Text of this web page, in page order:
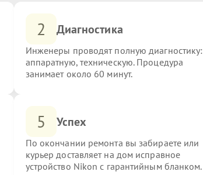
2 Диагностика
Инженеры проводят полную диагностику:
аппаратную, техническую. Процедура
занимает около 60 минут.
5 Успех
По окончании ремонта вы забираете или
курьер доставляет на дом исправное
устройство Nikon с гарантийным бланком.